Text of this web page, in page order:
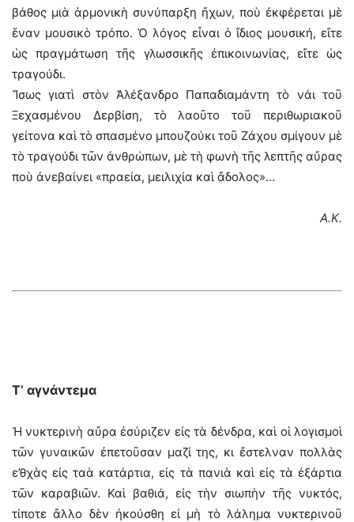
βάθος μιὰ ἁρμονικὴ συνύπαρξη ἤχων, ποὺ ἐκφέρεται μὲ
ἕναν μουσικὸ τρόπο. Ὁ λόγος εἶναι ὁ ἴδιος μουσική, εἴτε
ὡς πραγμάτωση τῆς γλωσσικῆς ἐπικοινωνίας, εἴτε ὡς
τραγούδι.
Ἴσως γιατὶ στὸν Ἀλέξανδρο Παπαδιαμάντη τὸ νάι τοῦ
Ξεχασμένου Δερβίση, τὸ λαοῦτο τοῦ περιθωριακοῦ
γείτονα καὶ τὸ σπασμένο μπουζούκι τοῦ Ζάχου σμίγουν μὲ
τὸ τραγούδι τῶν ἀνθρώπων, μὲ τὴ φωνὴ τῆς λεπτῆς αὔρας
ποὺ ἀνεβαίνει «πραεία, μειλιχία καὶ ἄδολος»…
Α.Κ.
Τ’ αγνάντεμα
Ἡ νυκτερινὴ αὔρα ἐσύριζεν εἰς τὰ δένδρα, καὶ οἱ λογισμοὶ
τῶν γυναικῶν ἐπετοῦσαν μαζί της, κι ἔστελναν πολλὰς
ε’θχὰς εἰς ταὰ κατάρτια, εἰς τὰ πανιὰ καὶ εἰς τὰ ἐξάρτια
τῶν καραβιῶν. Καὶ βαθιά, εἰς τὴν σιωπὴν τῆς νυκτός,
τίποτε ἄλλο δὲν ἠκούσθη εἰ μὴ τὸ λάλημα νυκτερινοῦ